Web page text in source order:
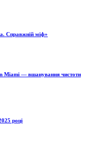
Справжній міф»
Miami — вшанування чистоти
році